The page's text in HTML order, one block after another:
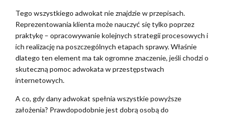
Tego wszystkiego adwokat nie znajdzie w przepisach.
Reprezentowania klienta może nauczyć się tylko poprzez
praktykę – opracowywanie kolejnych strategii procesowych i
ich realizację na poszczególnych etapach sprawy. Właśnie
dlatego ten element ma tak ogromne znaczenie, jeśli chodzi o
skuteczną pomoc adwokata w przestępstwach
internetowych.
A co, gdy dany adwokat spełnia wszystkie powyższe
założenia? Prawdopodobnie jest dobrą osobą do